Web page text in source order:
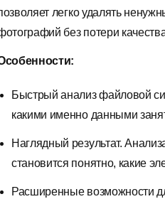
легко удалять
без потери
Быстрый анализ файловой
какими именно данными
Наглядный результат.
становится понятно, какие
Расширенные возможности